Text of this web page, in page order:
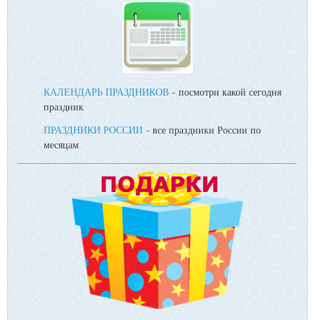
КАЛЕНДАРЬ ПРАЗДНИКОВ- посмотри какой сегодня
праздник
ПРАЗДНИКИ РОССИИ- все праздники России по
месяцам